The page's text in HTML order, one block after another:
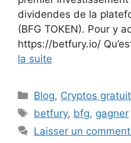
dividendes de la
(BFG TOKEN). Pour y
https://betfury.io/
la suite
Catégories
Blog, Cryptos
Étiquettes
betfury, bfg, gagner
Laisser un